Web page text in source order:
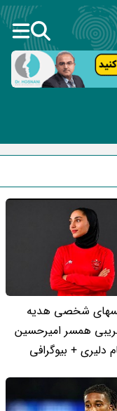
شخصی هدیه
همسر امیرحسین
دلیری + بیوگرافی